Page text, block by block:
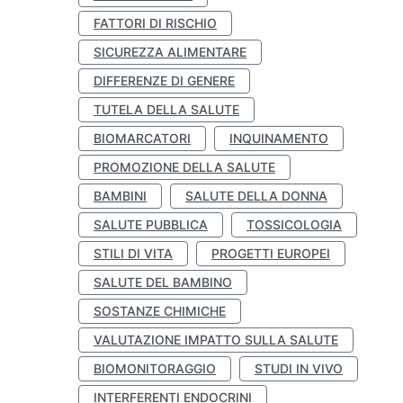
FATTORI DI RISCHIO
SICUREZZA ALIMENTARE
DIFFERENZE DI GENERE
TUTELA DELLA SALUTE
BIOMARCATORI
INQUINAMENTO
PROMOZIONE DELLA SALUTE
BAMBINI
SALUTE DELLA DONNA
SALUTE PUBBLICA
TOSSICOLOGIA
STILI DI VITA
PROGETTI EUROPEI
SALUTE DEL BAMBINO
SOSTANZE CHIMICHE
VALUTAZIONE IMPATTO SULLA SALUTE
BIOMONITORAGGIO
STUDI IN VIVO
INTERFERENTI ENDOCRINI